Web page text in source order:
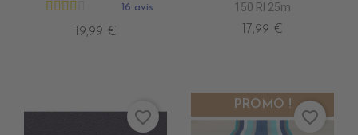
16 avis
19,99 €
150 Rl 25m
17,99 €
favorite_border
PROMO !
favorite_border